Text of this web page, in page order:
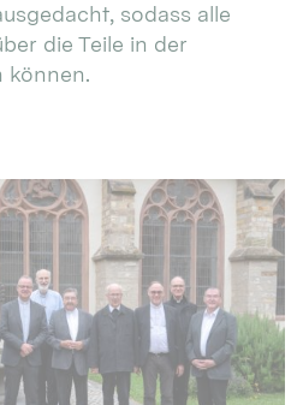
sodass alle
die Teile in der
können.